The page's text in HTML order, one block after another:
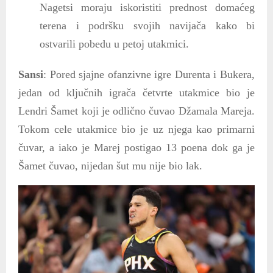
Nagetsi moraju iskoristiti prednost domaćeg
terena i podršku svojih navijača kako bi
ostvarili pobedu u petoj utakmici.
Sansi: Pored sjajne ofanzivne igre Durenta i Bukera,
jedan od ključnih igrača četvrte utakmice bio je
Lendri Šamet koji je odlično čuvao Džamala Mareja.
Tokom cele utakmice bio je uz njega kao primarni
čuvar, a iako je Marej postigao 13 poena dok ga je
Šamet čuvao, nijedan šut mu nije bio lak.